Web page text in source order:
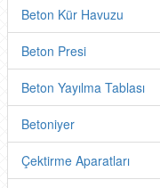
Beton Kür Havuzu
Beton Presi
Beton Yayılma Tablası
Betoniyer
Çektirme Aparatları